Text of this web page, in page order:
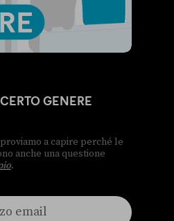
GENERE
a capire perché le
anche una questione
.